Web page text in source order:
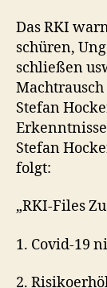
Das RKI
schüren,
schließen
Stefan
Stefan
folgt:
„RKI-Files
1. Covid-19
2.